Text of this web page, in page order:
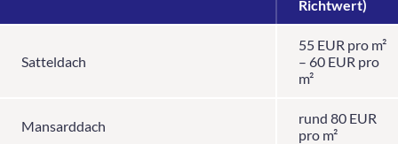
Richtwert)
Satteldach
55 EUR pro m²
– 60 EUR pro
m²
Mansarddach
rund 80 EUR
pro m²